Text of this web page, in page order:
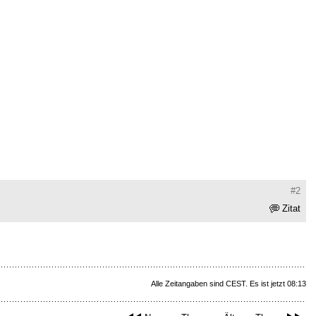
#2
Zitat
Alle Zeitangaben sind CEST. Es ist jetzt 08:13